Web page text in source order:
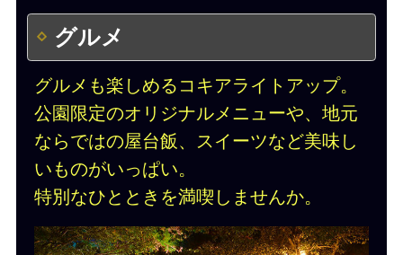
グルメ
グルメも楽しめるコキアライトアップ。
公園限定のオリジナルメニューや、地元
ならではの屋台飯、スイーツなど美味し
いものがいっぱい。
特別なひとときを満喫しませんか。